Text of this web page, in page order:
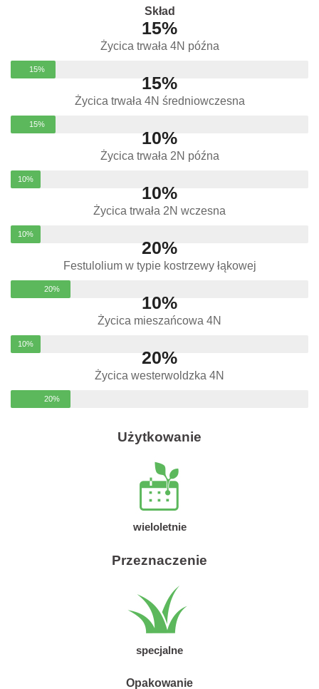
Skład
15%
Życica trwała 4N późna
15%
15%
Życica trwała 4N średniowczesna
15%
10%
Życica trwała 2N późna
10%
10%
Życica trwała 2N wczesna
10%
20%
Festulolium w typie kostrzewy łąkowej
20%
10%
Życica mieszańcowa 4N
10%
20%
Życica westerwoldzka 4N
20%
Użytkowanie
wieloletnie
Przeznaczenie
specjalne
Opakowanie